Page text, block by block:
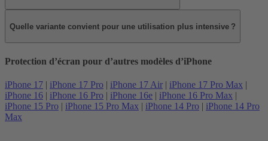
Quelle variante convient pour une utilisation plus intensive ?
Protection d’écran pour d’autres modèles d’iPhone
iPhone 17 | iPhone 17 Pro | iPhone 17 Air | iPhone 17 Pro Max |
iPhone 16 | iPhone 16 Pro | iPhone 16e | iPhone 16 Pro Max |
iPhone 15 Pro | iPhone 15 Pro Max | iPhone 14 Pro | iPhone 14 Pro
Max